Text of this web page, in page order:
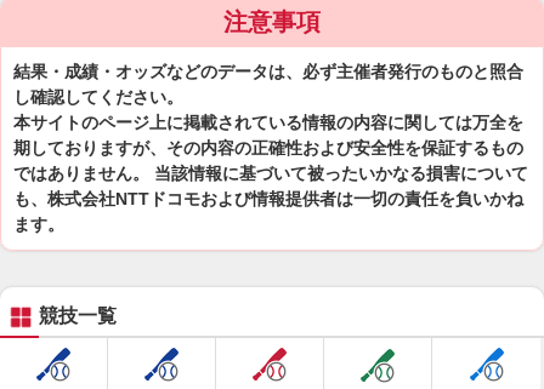
注意事項
結果・成績・オッズなどのデータは、必ず主催者発行のものと照合
し確認してください。
本サイトのページ上に掲載されている情報の内容に関しては万全を
期しておりますが、その内容の正確性および安全性を保証するもの
ではありません。 当該情報に基づいて被ったいかなる損害について
も、株式会社NTTドコモおよび情報提供者は一切の責任を負いかね
ます。
競技一覧